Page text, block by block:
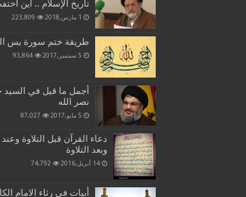
تاريخ الإسلام .. أين
1 مارس,2018 223,809
طريقة ختم سورة يس
5 سبتمبر,2017 93,864
أجمل ما قيل في
نصر الله
5 مايو,2017 87,027
دعاء القرآن قبل التلاوة وعند
وبعد التلاوة
14 أبريل,2016 74,792
أبيات في رثاء الامام